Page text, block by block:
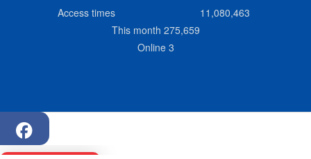
Access times
11,080,463
This month 275,659
Online 3